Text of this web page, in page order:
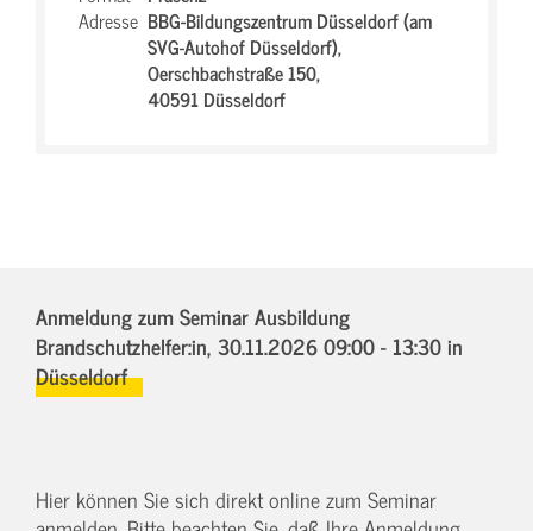
Adresse BBG-Bildungszentrum Düsseldorf (am
SVG-Autohof Düsseldorf),
Oerschbachstraße 150,
40591 Düsseldorf
Anmeldung zum Seminar Ausbildung
Brandschutzhelfer:in, 30.11.2026 09:00 - 13:30in
Düsseldorf
Hier können Sie sich direkt online zum Seminar